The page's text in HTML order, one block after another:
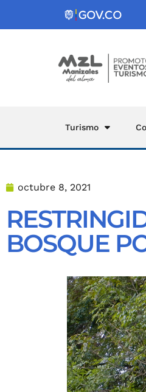
Turismo
octubre 8, 2021
BOSQUE